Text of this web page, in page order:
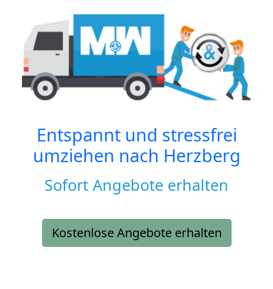
Entspannt und stressfrei
umziehen nach Herzberg
Sofort Angebote erhalten
Kostenlose Angebote erhalten